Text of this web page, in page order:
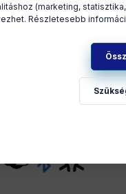
szerelhető modul
(marketing,
Részletesebb